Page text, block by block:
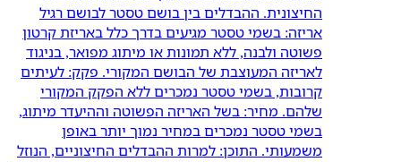
החיצונית. ההבדלים בין בושם טסטר לבושם רגיל
אריזה: בשמי טסטר מגיעים בדרך כלל באריזת קרטון
פשוטה ולבנה, ללא תמונות או מיתוג מפואר, בניגוד
לאריזה המעוצבת של הבושם המקורי. פקק: לעיתים
קרובות, בשמי טסטר נמכרים ללא הפקק המקורי
שלהם. מחיר: בשל האריזה הפשוטה וההיעדר מיתוג,
בשמי טסטר נמכרים במחיר נמוך יותר באופן
משמעותי. התוכן: למרות ההבדלים החיצוניים, הנוזל